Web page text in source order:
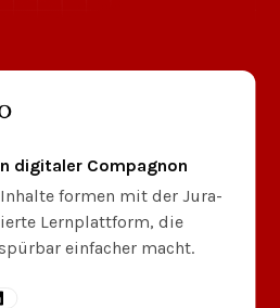
digitaler Compagnon
formen mit der Jura-
Lernplattform, die
einfacher macht.